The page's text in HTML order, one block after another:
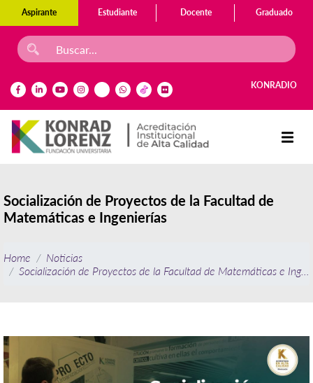
Aspirante Estudiante Docente Graduado
KONRADIO
Socialización de Proyectos de la Facultad de
Matemáticas e Ingenierías
Home
Noticias
Socialización de Proyectos de la Facultad de Matemáticas e